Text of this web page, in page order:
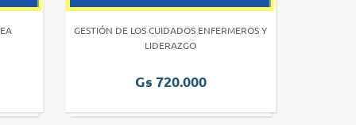
GESTIÓN DE LOS CUIDADOS ENFERMEROS Y
LIDERAZGO
Gs 720.000